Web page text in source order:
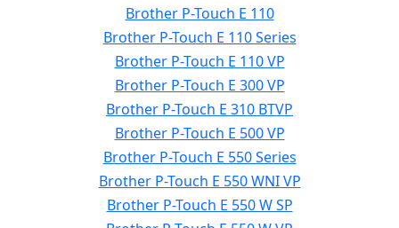
Brother P-Touch E 110
Brother P-Touch E 110 Series
Brother P-Touch E 110 VP
Brother P-Touch E 300 VP
Brother P-Touch E 310 BTVP
Brother P-Touch E 500 VP
Brother P-Touch E 550 Series
Brother P-Touch E 550 WNI VP
Brother P-Touch E 550 W SP